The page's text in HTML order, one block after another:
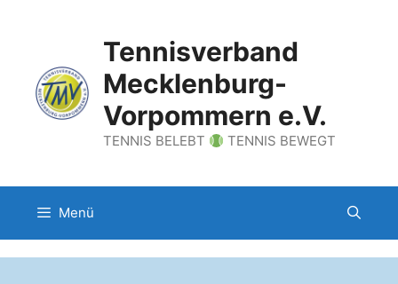
Tennisverband
Mecklenburg-
Vorpommern e.V.
TENNIS BELEBT TENNIS BEWEGT
Menü